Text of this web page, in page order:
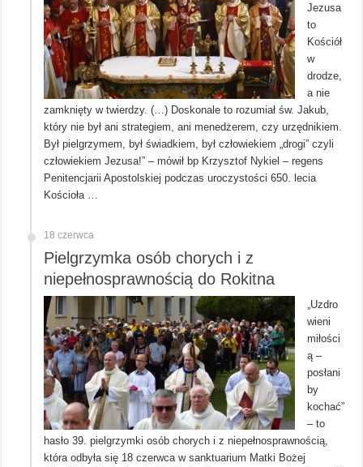
Jezusa
to
Kościół
w
drodze,
a nie
zamknięty w twierdzy. (…) Doskonale to rozumiał św. Jakub,
który nie był ani strategiem, ani menedżerem, czy urzędnikiem.
Był pielgrzymem, był świadkiem, był człowiekiem „drogi” czyli
człowiekiem Jezusa!” – mówił bp Krzysztof Nykiel – regens
Penitencjarii Apostolskiej podczas uroczystości 650. lecia
Kościoła …
18 czerwca
Pielgrzymka osób chorych i z
niepełnosprawnością do Rokitna
„Uzdro
wieni
miłości
ą –
posłani
by
kochać”
– to
hasło 39. pielgrzymki osób chorych i z niepełnosprawnością,
która odbyła się 18 czerwca w sanktuarium Matki Bożej